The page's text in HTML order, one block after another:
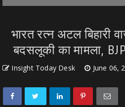
भारत रत्न अटल बिहारी
बदसलूकी का मामला,
Insight Today Desk June 06,